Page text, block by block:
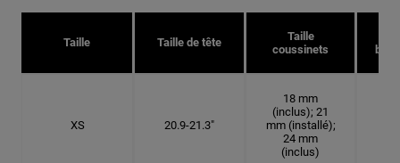
Taille Taille de tête
Taille
coussinets
XS 20.9-21.3"
18 mm
(inclus); 21
mm (installé);
24 mm
(inclus)